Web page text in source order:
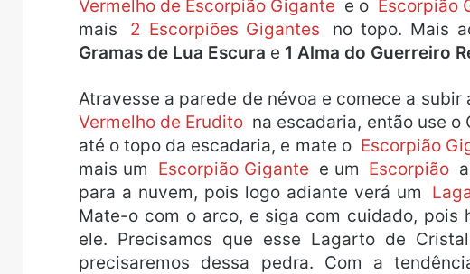
Vermelho de Escorpião Gigante e o Escorpião
mais
2 Escorpiões Gigantes no topo. Mais
Gramas de Lua Escura e 1 Alma do Guerreiro
Atravesse a parede de névoa e comece a subir
Vermelho de Erudito na escadaria, então use
até o topo da escadaria, e mate o Escorpião
mais um
Escorpião Gigante e um Escorpião
para a nuvem, pois logo adiante verá um
Mate-o com o arco, e siga com cuidado, pois
ele. Precisamos que esse Lagarto de
precisaremos dessa pedra. Com a